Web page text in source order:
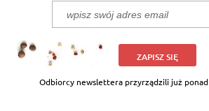
ZAPISZ SIĘ
Odbiorcy newslettera przyrządzili już ponad